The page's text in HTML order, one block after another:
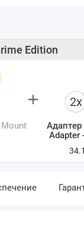
Edition
2x
Адаптер
Adapter